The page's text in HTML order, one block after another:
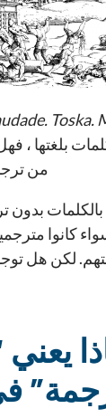
Toska.
بلغتها ،
من
كانوا
لكن هل